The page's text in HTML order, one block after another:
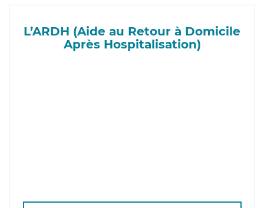
L’ARDH (Aide au Retour à Domicile
Après Hospitalisation)